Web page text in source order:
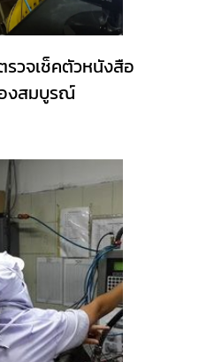
วจเช็คตัวหนังสือ
งสมบูรณ์